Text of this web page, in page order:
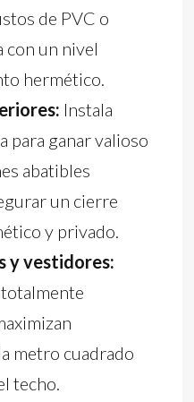
de PVC o
con un nivel
hermético.
Instala
para ganar valioso
abatibles
un cierre
y privado.
y vestidores:
metro cuadrado
techo.